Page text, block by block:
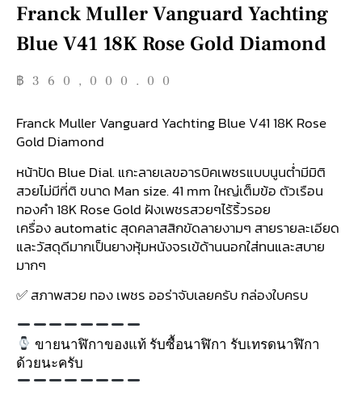
Franck Muller Vanguard Yachting
Blue V41 18K Rose Gold Diamond
฿ 360,000.00
Franck Muller Vanguard Yachting Blue V41 18K Rose
Gold Diamond
หน้าปัด Blue Dial. แกะลายเลขอารบิคเพชรแบบนูนต่ำมีมิติ
สวยไม่มีที่ติ ขนาด Man size. 41 mm ใหญ่เต็มข้อ ตัวเรือน
ทองคำ 18K Rose Gold ฝังเพชรสวยๆไร้ริ้วรอย
เครื่อง automatic สุดคลาสสิกขัดลายงามๆ สายรายละเอียด
และวัสดุดีมากเป็นยางหุ้มหนังจรเข้ด้านนอกใส่ทนและสบาย
มากๆ
✅ สภาพสวย ทอง เพชร ออร่าจับเลยครับ กล่องใบครบ
ขายนาฬิกาของแท้ รับซื้อนาฬิกา รับเทรดนาฬิกา
ด้วยนะครับ